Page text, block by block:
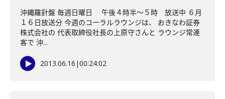
沖縄羅針盤 毎週日曜日 午後４時半～５時 放送中 ６月
１６日放送分 今週のコーラルラウンジは、 おきなわ証券
株式会社の 代表取締役社長の上原守さんと ラウンジ常連
客で 沖...
2013.06.16 |00:24:02